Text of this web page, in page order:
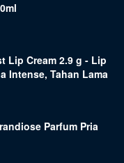
Lip Cream 2.9 g - Lip
Intense, Tahan Lama
Parfum Pria